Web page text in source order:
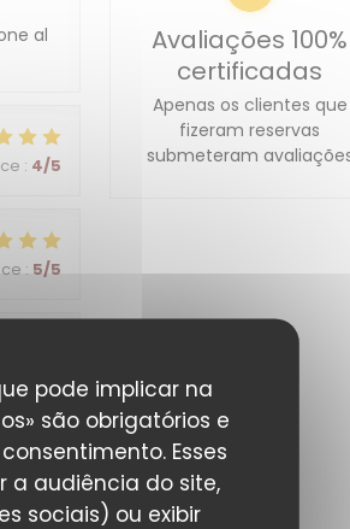
pode implicar na
são obrigatórios e
Esses
a audiência do site,
sociais) ou exibir
al
: 4/5
: 5/5
: 5/5
Avaliações 100%
certificadas
Apenas os clientes que
fizeram reservas
submeteram